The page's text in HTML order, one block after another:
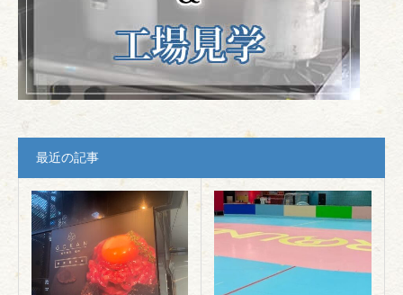
最近の記事